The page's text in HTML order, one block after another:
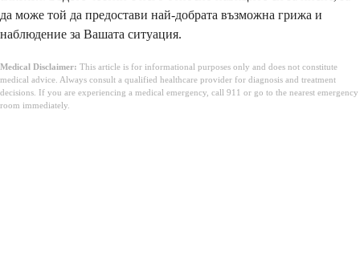
да може той да предостави най-добрата възможна грижа и
наблюдение за Вашата ситуация.
Medical Disclaimer: This article is for informational purposes only and does not constitute
medical advice. Always consult a qualified healthcare provider for diagnosis and treatment
decisions. If you are experiencing a medical emergency, call 911 or go to the nearest emergency
room immediately.